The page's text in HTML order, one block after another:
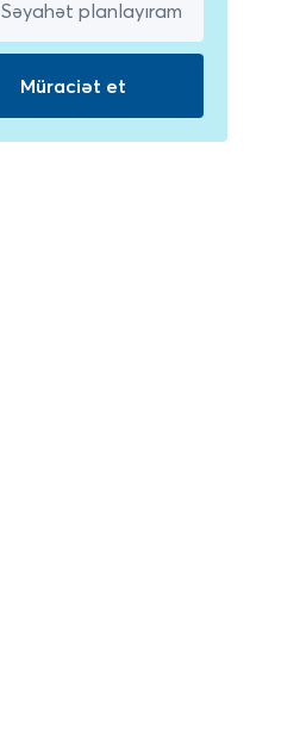
Səyahət planlayıram
Müraciət et